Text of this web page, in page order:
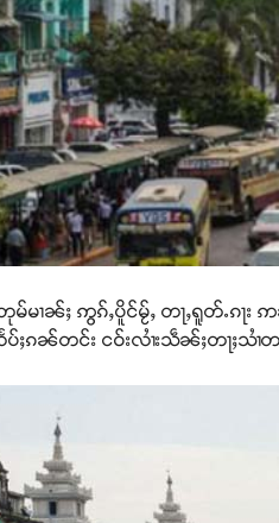
မၢၼ်ႈ ဢွၵ်ႇပိူင်မႂ်ႇ တႃႇရူတ်ႉၵႃး ဢ
ပ်ႈၵၼ်တင်း ငဝ်းလၢႆးသဵၼ်ႈတႃႈသၢႆတ